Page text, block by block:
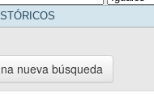
nueva búsqueda